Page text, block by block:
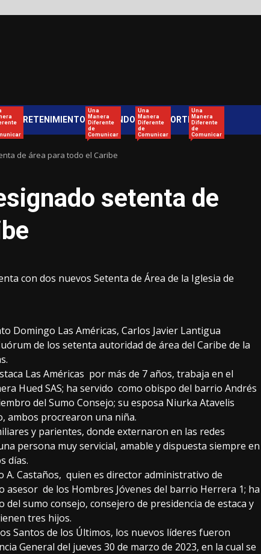
ENTRETENIMIENTO
Una
Manera
Diferente
de
Comunicar
MUNDO
Una
Manera
Diferente
de
Comunicar
DEPORTES
Una
Manera
Diferente
de
Comunicar
de área para todo el Caribe
setenta de
con dos nuevos Setenta de Área de la Iglesia de
Domingo Las Américas, Carlos Javier Lantigua
de los setenta autoridad de área del Caribe de la
Las Américas por más de 7 años, trabaja en el
Hued SAS; ha servido como obispo del barrio Andrés
del Sumo Consejo; su esposa Niurka Atavelis
ambos procrearon una niña.
y parientes, donde externaron en las redes
persona muy servicial, amable y dispuesta siempre en
días.
Castaños, quien es director administrativo de
de los Hombres Jóvenes del barrio Herrera 1; ha
sumo consejo, consejero de presidencia de estaca y
tres hijos.
Santos de los Últimos, los nuevos líderes fueron
General del jueves 30 de marzo de 2023, en la cual se